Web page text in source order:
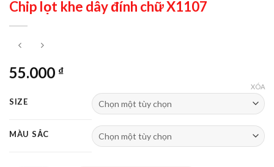
Chip lọt khe dây đính chữ X1107
55.000 ₫
SIZE
MÀU SẮC
XÓA